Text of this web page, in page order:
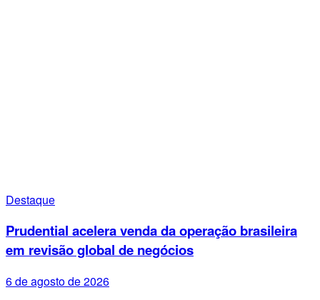
Destaque
Prudential acelera venda da operação brasileira
em revisão global de negócios
6 de agosto de 2026